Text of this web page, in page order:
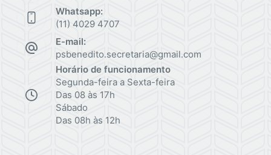
Whatsapp:
(11) 4029 4707
E-mail:
psbenedito.secretaria@gmail.com
Horário de funcionamento
Segunda-feira a Sexta-feira
Das 08 às 17h
Sábado
Das 08h às 12h